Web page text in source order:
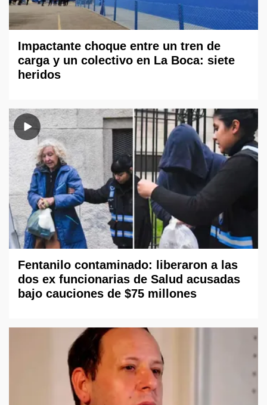
Impactante choque entre un tren de
carga y un colectivo en La Boca: siete
heridos
Fentanilo contaminado: liberaron a las
dos ex funcionarias de Salud acusadas
bajo cauciones de $75 millones